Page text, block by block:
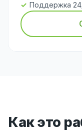
Поддержка
Как это